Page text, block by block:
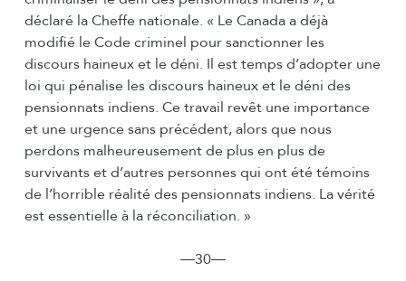
déclaré la Cheffe nationale. « Le Canada a déjà
modifié le Code criminel pour sanctionner les
discours haineux et le déni. Il est temps d’adopter une
loi qui pénalise les discours haineux et le déni des
pensionnats indiens. Ce travail revêt une importance
et une urgence sans précédent, alors que nous
perdons malheureusement de plus en plus de
survivants et d’autres personnes qui ont été témoins
de l’horrible réalité des pensionnats indiens. La vérité
est essentielle à la réconciliation. »
―30―